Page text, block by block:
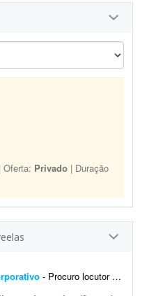
| Oferta: Privado | Duração
- Procuro locutor profissional com voz masculina, madura, segura e natural para a locução de um vídeo corporativo de aproximadamente 7 a 10 minutos. O roteiro será fornec...